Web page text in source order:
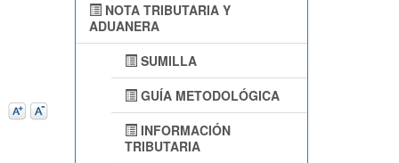
NOTA TRIBUTARIA Y
ADUANERA
SUMILLA
GUÍA METODOLÓGICA
INFORMACIÓN
TRIBUTARIA